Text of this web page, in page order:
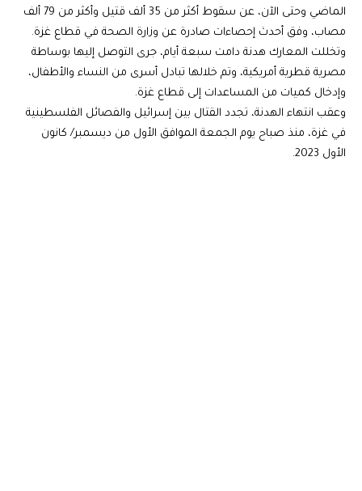
الماضي وحتى الآن، عن سقوط أكثر من 35 ألف قتيل وأكثر من 79 ألف
مصاب، وفق أحدث إحصاءات صادرة عن وزارة الصحة في قطاع غزة.
وتخللت المعارك هدنة دامت سبعة أيام، جرى التوصل إليها بوساطة
مصرية قطرية أمريكية، وتم خلالها تبادل أسرى من النساء والأطفال،
وإدخال كميات من المساعدات إلى قطاع غزة.
وعقب انتهاء الهدنة، تجدد القتال بين إسرائيل والفصائل الفلسطينية
في غزة، منذ صباح يوم الجمعة الموافق الأول من ديسمبر/ كانون
الأول 2023.